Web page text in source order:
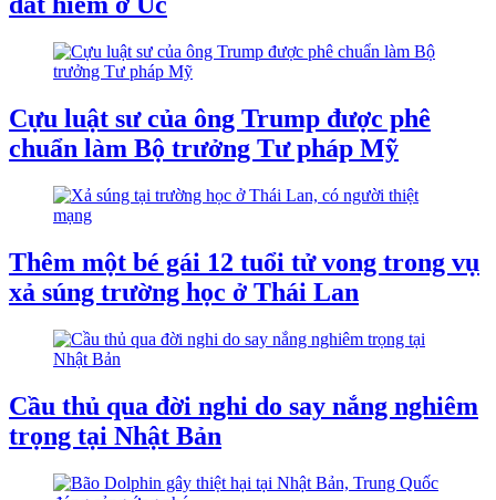
Cựu luật sư của ông Trump được phê
chuẩn làm Bộ trưởng Tư pháp Mỹ
Thêm một bé gái 12 tuổi tử vong trong vụ
xả súng trường học ở Thái Lan
Cầu thủ qua đời nghi do say nắng nghiêm
trọng tại Nhật Bản